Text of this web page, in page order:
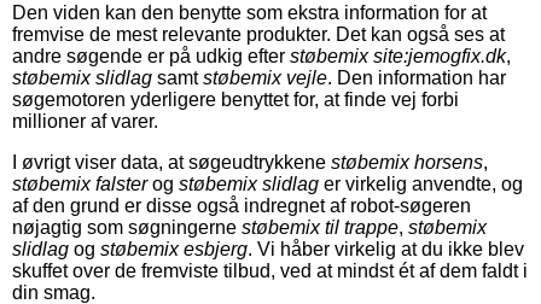
Den viden kan den benytte som ekstra information for at
fremvise de mest relevante produkter. Det kan også ses at
andre søgende er på udkig efter støbemix site:jemogfix.dk,
støbemix slidlag samtstøbemix vejle. Den information har
søgemotoren yderligere benyttet for, at finde vej forbi
millioner af varer.
I øvrigt viser data, at søgeudtrykkene støbemix horsens,
støbemix falsterog støbemix slidlag er virkelig anvendte, og
af den grund er disse også indregnet af robot-søgeren
nøjagtig som søgningerne støbemix til trappe, støbemix
slidlag og støbemix esbjerg. Vi håber virkelig at du ikke blev
skuffet over de fremviste tilbud, ved at mindst ét af dem faldt i
din smag.